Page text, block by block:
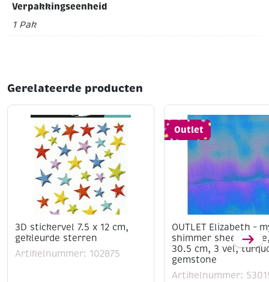
Verpakkingseenheid
1 Pak
Gerelateerde producten
3D stickervel 7.5 x 12 cm,
gekleurde sterren
Artikelnummer: 102875
Outlet
OUTLET Elizabeth –
shimmer sheetz
30.5 cm, 3 vel,
gemstone
Artikelnummer: